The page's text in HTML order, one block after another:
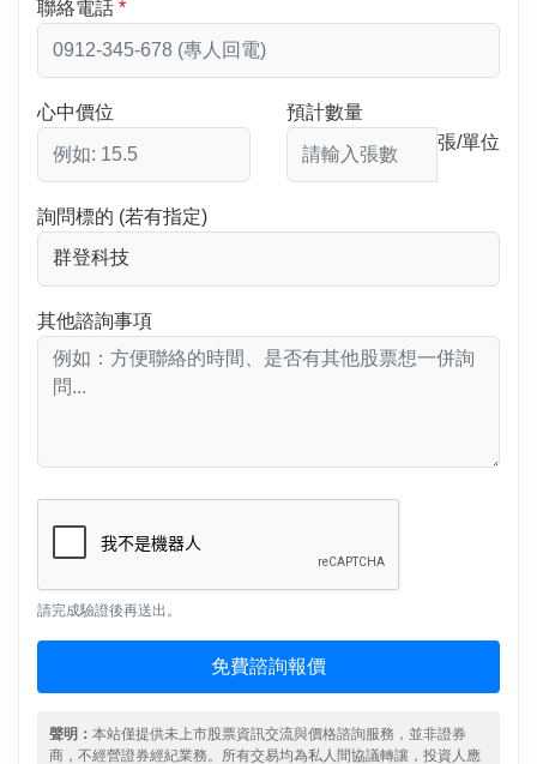
聯絡電話
心中價位
預計數量
張/單位
詢問標的 (若有指定)
其他諮詢事項
請完成驗證後再送出。
免費諮詢報價
聲明： 本站僅提供未上市股票資訊交流與價格諮詢服務，並非證券
商，不經營證券經紀業務。所有交易均為私人間協議轉讓，投資人應